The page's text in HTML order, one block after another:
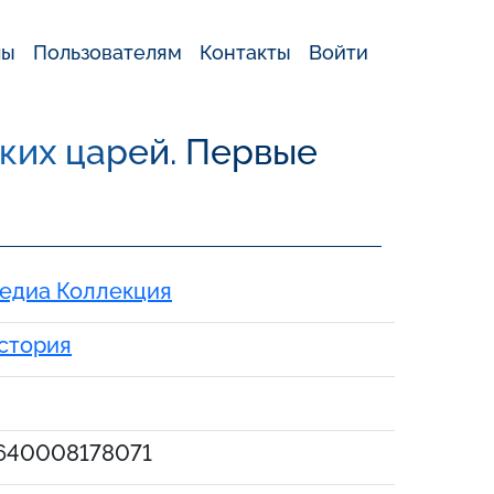
Пользователям Контакты Войти
царей. Первые
Коллекция